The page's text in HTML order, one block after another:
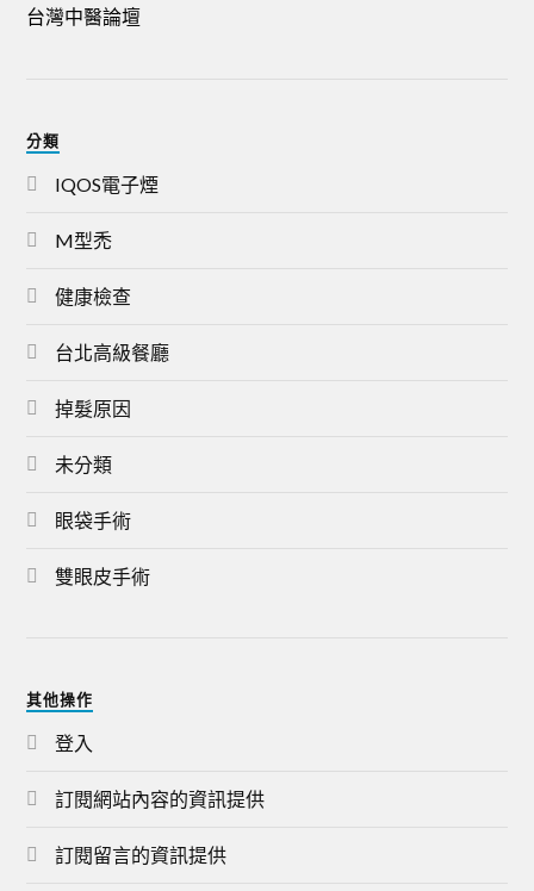
台灣中醫論壇
分類
IQOS電子煙
M型禿
健康檢查
台北高級餐廳
掉髮原因
未分類
眼袋手術
雙眼皮手術
其他操作
登入
訂閱網站內容的資訊提供
訂閱留言的資訊提供